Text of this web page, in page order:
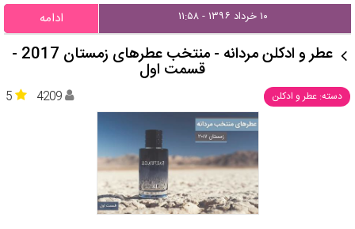
۱۰ خرداد ۱۳۹۶ - ۱۱:۵۸ ادامه
عطر و ادکلن مردانه - منتخب عطرهای زمستان 2017 -
قسمت اول
دسته: عطر و ادکلن 5 4209